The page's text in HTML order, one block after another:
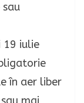
19 iulie
în aer liber